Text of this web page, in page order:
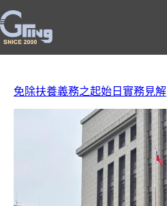
跳
至
主
要
免除扶養義務之起始日實務見解